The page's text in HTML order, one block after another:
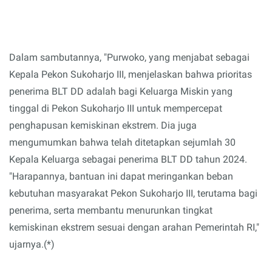
Dalam sambutannya, "Purwoko, yang menjabat sebagai
Kepala Pekon Sukoharjo III, menjelaskan bahwa prioritas
penerima BLT DD adalah bagi Keluarga Miskin yang
tinggal di Pekon Sukoharjo III untuk mempercepat
penghapusan kemiskinan ekstrem. Dia juga
mengumumkan bahwa telah ditetapkan sejumlah 30
Kepala Keluarga sebagai penerima BLT DD tahun 2024.
"Harapannya, bantuan ini dapat meringankan beban
kebutuhan masyarakat Pekon Sukoharjo III, terutama bagi
penerima, serta membantu menurunkan tingkat
kemiskinan ekstrem sesuai dengan arahan Pemerintah RI,"
ujarnya.(*)